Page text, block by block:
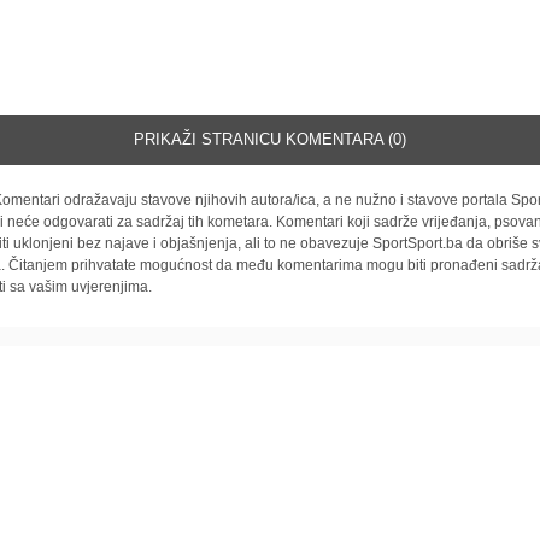
PRIKAŽI STRANICU KOMENTARA (0)
odražavaju stavove njihovih autora/ica, a ne nužno i stavove portala
neće odgovarati za sadržaj tih kometara. Komentari koji sadrže vrijeđanja,
uklonjeni bez najave i objašnjenja, ali to ne obavezuje SportSport.ba da obriše
Čitanjem prihvatate mogućnost da među komentarima mogu biti pronađeni
sa vašim uvjerenjima.